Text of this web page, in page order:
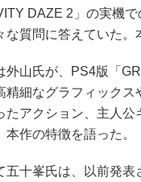
DAZE 2」の実機
な質問に答えていた。
山氏が、PS4版「
精細なグラフィック
たアクション、主人
本作の特徴を語った。
十峯氏は、以前発表